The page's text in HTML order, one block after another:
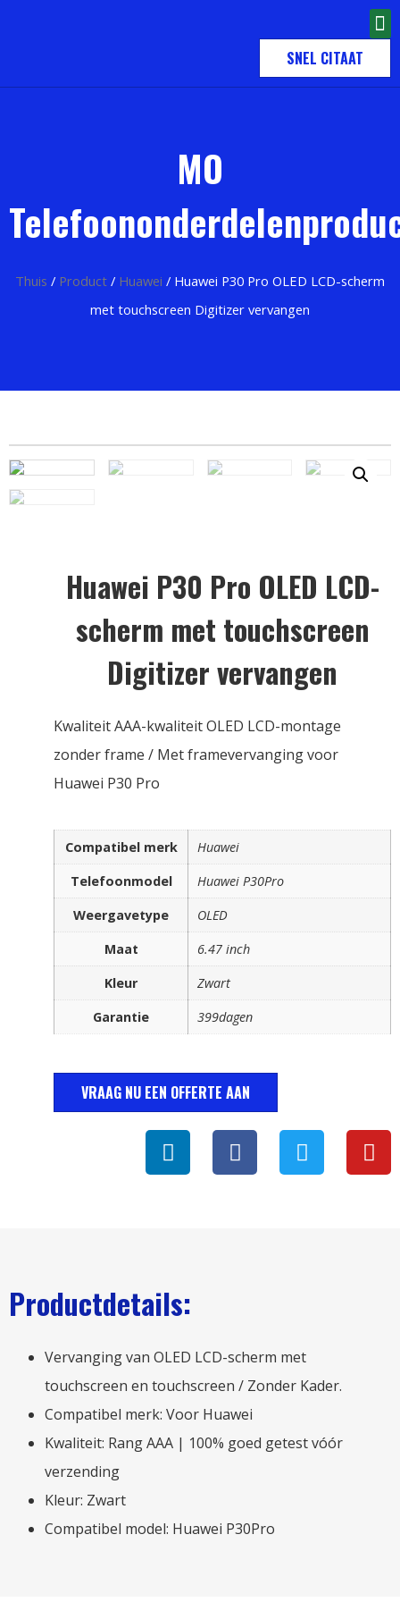
SNEL CITAAT
MO
Thuis / Product / Huawei / Huawei P30 Pro OLED LCD-scherm
met touchscreen Digitizer vervangen
Huawei P30 Pro OLED LCD-
scherm met touchscreen
Digitizer vervangen
Kwaliteit AAA-kwaliteit OLED LCD-montage
zonder frame / Met framevervanging voor
Huawei P30 Pro
Compatibel merk
Huawei
Telefoonmodel
Huawei P30Pro
Weergavetype
OLED
Maat
6.47 inch
Kleur
Zwart
Garantie
399dagen
VRAAG NU EEN OFFERTE AAN
Productdetails:
Vervanging van OLED LCD-scherm met
touchscreen en touchscreen / Zonder Kader.
Compatibel merk: Voor Huawei
Kwaliteit: Rang AAA | 100% goed getest vóór
verzending
Kleur: Zwart
Compatibel model: Huawei P30Pro